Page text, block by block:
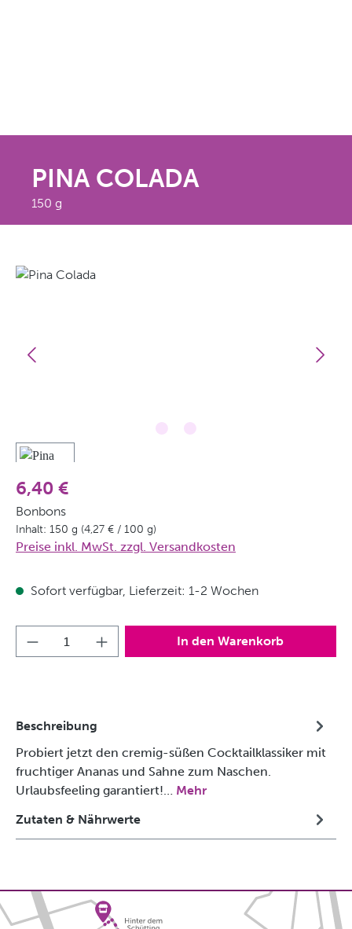
PINA COLADA
150 g
Bildergalerie überspringen
6,40 €
Bonbons
Inhalt: 150 g (4,27 € / 100 g)
Preise inkl. MwSt. zzgl. Versandkosten
Sofort verfügbar, Lieferzeit: 1-2 Wochen
Produkt Anzahl: Gib den gewünschten
In den Warenkorb
Beschreibung
Probiert jetzt den cremig-süßen Cocktailklassiker mit
fruchtiger Ananas und Sahne zum Naschen.
Urlaubsfeeling garantiert!… Mehr
Zutaten & Nährwerte